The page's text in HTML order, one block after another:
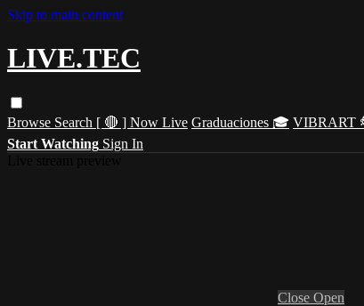
Skip to main content
LIVE.TEC
Browse Search [ 🔴 ] Now Live Graduaciones 🎓 VIBRART
Start Watching Sign In
Close Open